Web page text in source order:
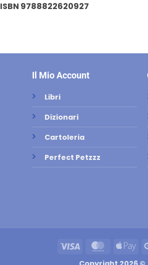
ISBN 9788822620927
Il Mio Account
Libri
Dizionari
Cartoleria
Perfect Petzzz
Visa